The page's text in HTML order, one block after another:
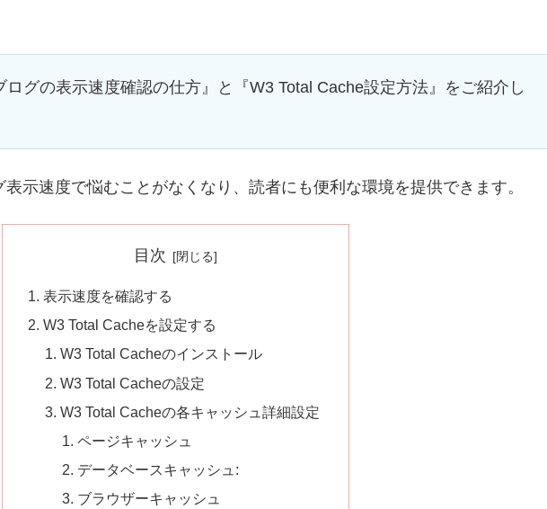
ログの表示速度確認の仕方』と『W3 Total Cache設定方法』をご紹介し
示速度で悩むことがなくなり、読者にも便利な環境を提供できます。
目次
表示速度を確認する
W3 Total Cacheを設定する
W3 Total Cacheのインストール
W3 Total Cacheの設定
W3 Total Cacheの各キャッシュ詳細設定
ページキャッシュ
データベースキャッシュ:
ブラウザーキャッシュ